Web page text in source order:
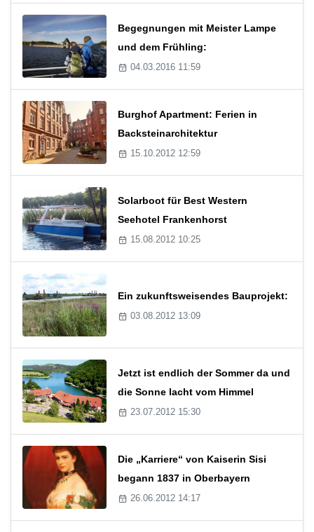
Begegnungen mit Meister Lampe
und dem Frühling:
04.03.2016 11:59
Burghof Apartment: Ferien in
Backsteinarchitektur
15.10.2012 12:59
Solarboot für Best Western
Seehotel Frankenhorst
15.08.2012 10:25
Ein zukunftsweisendes Bauprojekt:
03.08.2012 13:09
Jetzt ist endlich der Sommer da und
die Sonne lacht vom Himmel
23.07.2012 15:30
Die „Karriere“ von Kaiserin Sisi
begann 1837 in Oberbayern
26.06.2012 14:17